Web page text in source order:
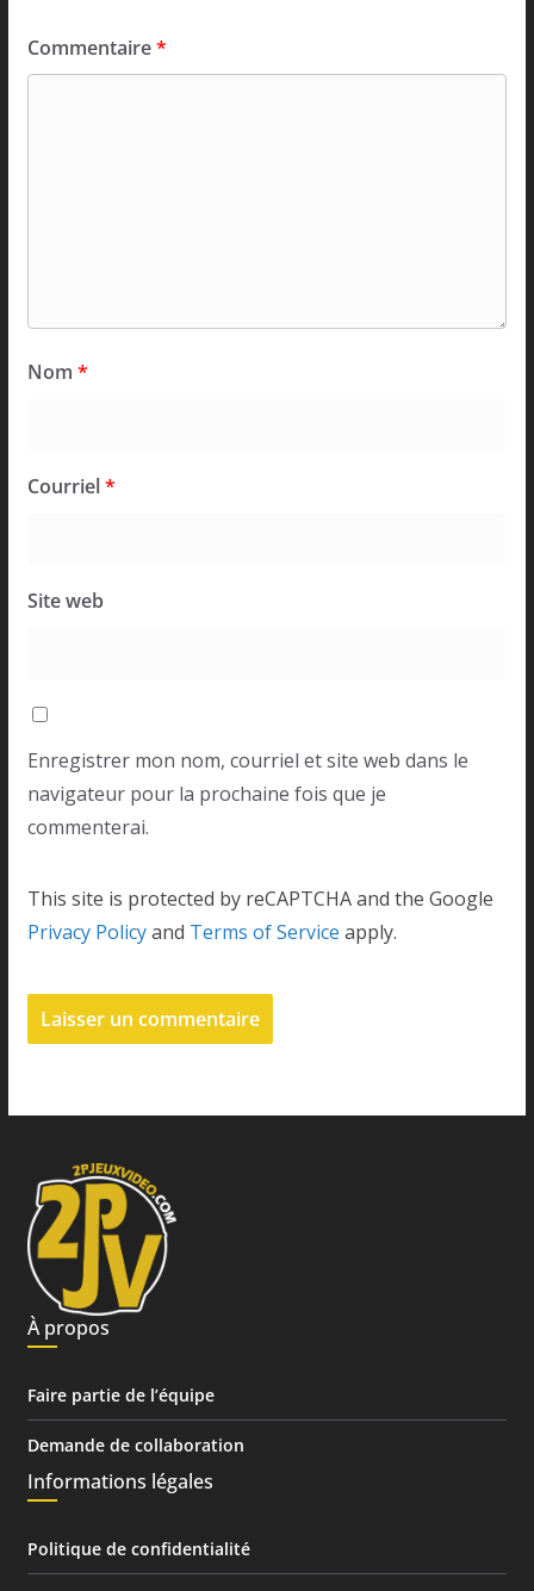
Commentaire*
Nom *
Courriel*
Site web
Enregistrer mon nom, courriel et site web dans le
navigateur pour la prochaine fois que je
commenterai.
This site is protected by reCAPTCHA and the Google
Privacy Policyand Terms of Service apply.
À propos
Faire partie de l’équipe
Demande de collaboration
Informations légales
Politique de confidentialité